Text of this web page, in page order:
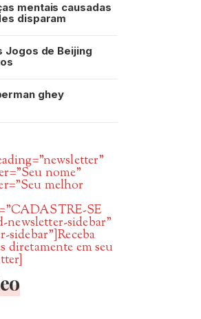
mentais causadas
disparam
Jogos de Beijing
ghey
nome”
melhor
SE
sidebar”
sidebar”]Receba
diretamente em seu